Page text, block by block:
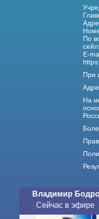
Владимир
Сейчас в эфире
По
E-
При
На
О
О